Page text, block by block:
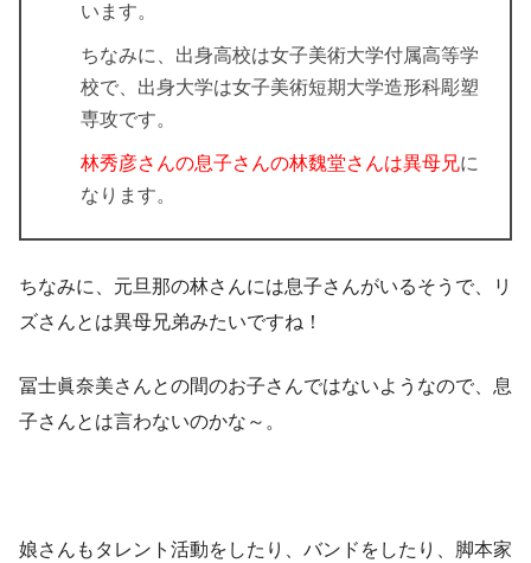
います。
ちなみに、出身高校は女子美術大学付属高等学
校で、出身大学は女子美術短期大学造形科彫塑
専攻です。
林秀彦さんの息子さんの林魏堂さんは異母兄に
なります。
ちなみに、元旦那の林さんには息子さんがいるそうで、リ
ズさんとは異母兄弟みたいですね！
冨士眞奈美さんとの間のお子さんではないようなので、息
子さんとは言わないのかな～。
娘さんもタレント活動をしたり、バンドをしたり、脚本家